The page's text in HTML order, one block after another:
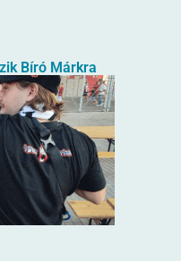
Bíró Márkra